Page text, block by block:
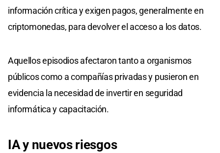
información crítica y exigen pagos, generalmente en
criptomonedas, para devolver el acceso a los datos.
Aquellos episodios afectaron tanto a organismos
públicos como a compañías privadas y pusieron en
evidencia la necesidad de invertir en seguridad
informática y capacitación.
IA y nuevos riesgos